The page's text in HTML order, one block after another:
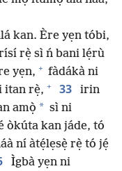
kan. Ère yẹn tóbi,
rẹ̀ sì ń bani lẹ́rù
yẹn, + fàdákà ni
itan rẹ̀, + 33
irin
amọ̀ * sì ni
òkúta kan jáde, tó
ní àtẹ́lẹsẹ̀ rẹ̀ tó jẹ́
Ìgbà yẹn ni